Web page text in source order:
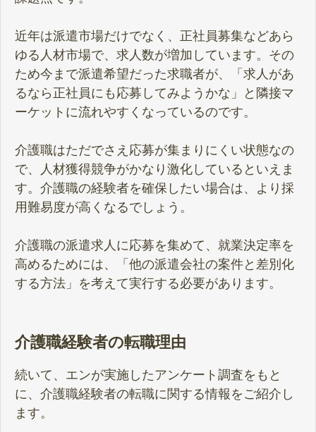
近年は派遣市場だけでなく、正社員募集などあら
ゆる人材市場で、求人数が増加しています。その
ため今まで派遣希望だった求職者が、「求人があ
るなら正社員にも応募してみようかな」と隣接マ
ーケットに流れやすくなっているのです。
介護職はただでさえ応募が集まりにくい状態なの
で、人材獲得競争がかなり激化しているといえま
す。介護職の経験者を確保したい場合は、より採
用難易度が高くなるでしょう。
介護職の派遣求人に応募を集めて、就業決定率を
高めるためには、「他の派遣会社の案件と差別化
する方法」を考えて実行する必要があります。
介護職経験者の転職理由
続いて、エンが実施したアンケート調査をもと
に、介護職経験者の転職に関する情報をご紹介し
ます。